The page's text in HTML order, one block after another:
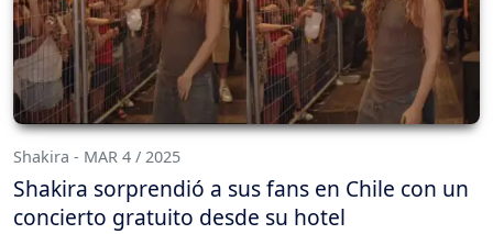
Shakira - MAR 4 / 2025
Shakira sorprendió a sus fans en Chile con un
concierto gratuito desde su hotel